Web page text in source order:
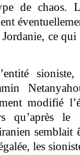
de chaos.
ce
modifié
qu’après
semblait
les